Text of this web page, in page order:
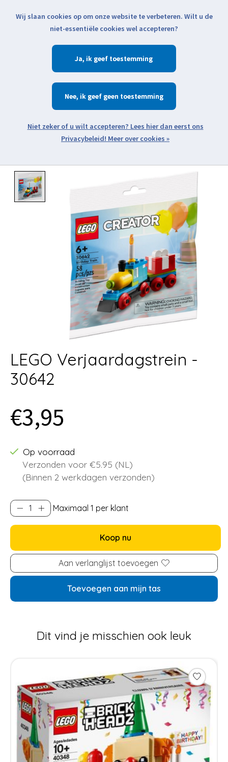
Klik voor actuele verzendinformatie...
Verlanglijst
Zoeken
Open webshop menu
LEGO Verjaardagstrein -
30642
€3,95
Op voorraad
Verzonden voor €5.95 (NL)
(Binnen 2 werkdagen verzonden)
Maximaal 1 per klant
Koop nu
Aan verlanglijst toevoegen
Toevoegen aan mijn tas
Dit vind je misschien ook leuk
Wij slaan cookies op om onze website te verbeteren. Wilt u de
niet-essentiële cookies wel accepteren?
Ja
Nee
Meer over cookies »